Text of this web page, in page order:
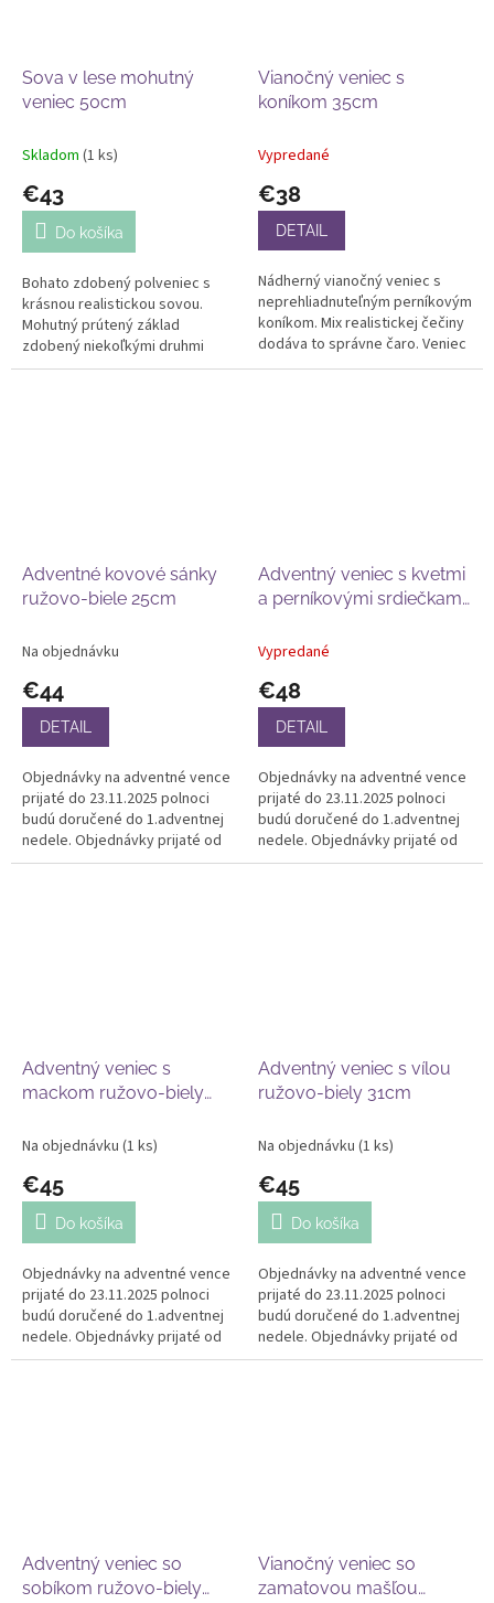
Sova v lese mohutný
veniec 50cm
Skladom (1 ks)
€43
Do košíka
Bohato zdobený polveniec s
krásnou realistickou sovou.
Mohutný prútený základ
zdobený niekoľkými druhmi
realistickej čečiny. Šírka cca
Vianočný veniec s
koníkom 35cm
Vypredané
€38
DETAIL
Nádherný vianočný veniec s
neprehliadnuteľným perníkovým
koníkom. Mix realistickej čečiny
dodáva to správne čaro. Veniec
je celoumelý. Vhodný na
Adventné kovové sánky
ružovo-biele 25cm
Na objednávku
€44
DETAIL
Objednávky na adventné vence
prijaté do 23.11.2025 polnoci
budú doručené do 1.adventnej
nedele. Objednávky prijaté od
24.11. budú doručené po
Adventný veniec s kvetmi
a perníkovými srdiečkami
Vypredané
€48
DETAIL
Objednávky na adventné vence
prijaté do 23.11.2025 polnoci
budú doručené do 1.adventnej
nedele. Objednávky prijaté od
24.11. budú doručené po
Adventný veniec s
mackom ružovo-biely
Na objednávku (1 ks)
€45
Do košíka
Objednávky na adventné vence
prijaté do 23.11.2025 polnoci
budú doručené do 1.adventnej
nedele. Objednávky prijaté od
24.11. budú doručené po
Adventný veniec s vílou
ružovo-biely 31cm
Na objednávku (1 ks)
€45
Do košíka
Objednávky na adventné vence
prijaté do 23.11.2025 polnoci
budú doručené do 1.adventnej
nedele. Objednávky prijaté od
24.11. budú doručené po
Adventný veniec so
sobíkom ružovo-biely
Vianočný veniec so
zamatovou mašľou